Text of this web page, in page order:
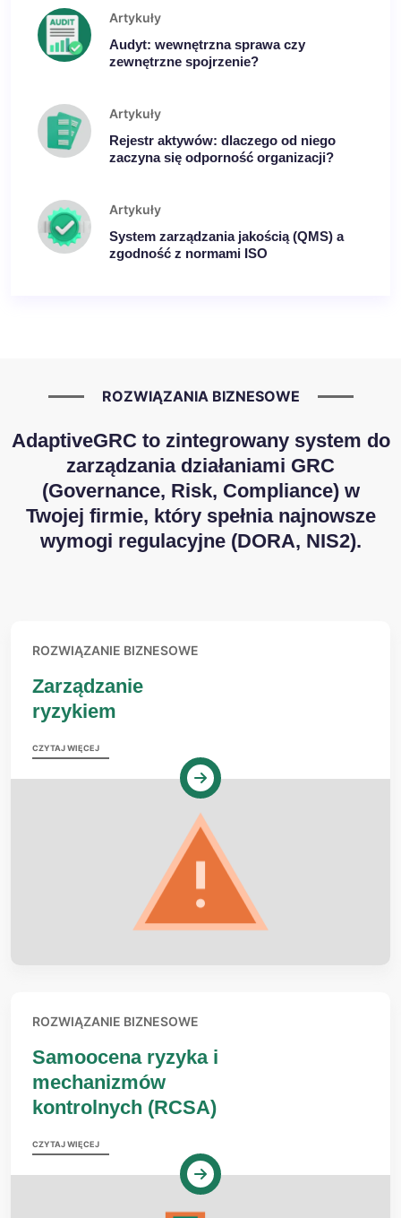
Artykuły
Audyt: wewnętrzna sprawa czy
zewnętrzne spojrzenie?
Artykuły
Rejestr aktywów: dlaczego od niego
zaczyna się odporność organizacji?
Artykuły
System zarządzania jakością (QMS) a
zgodność z normami ISO
ROZWIĄZANIA BIZNESOWE
AdaptiveGRC to zintegrowany system do
zarządzania działaniami GRC
(Governance, Risk, Compliance) w
Twojej firmie, który spełnia najnowsze
wymogi regulacyjne (DORA, NIS2).
ROZWIĄZANIE BIZNESOWE
Zarządzanie
ryzykiem
CZYTAJ WIĘCEJ
ROZWIĄZANIE BIZNESOWE
Samoocena ryzyka i
mechanizmów
kontrolnych (RCSA)
CZYTAJ WIĘCEJ